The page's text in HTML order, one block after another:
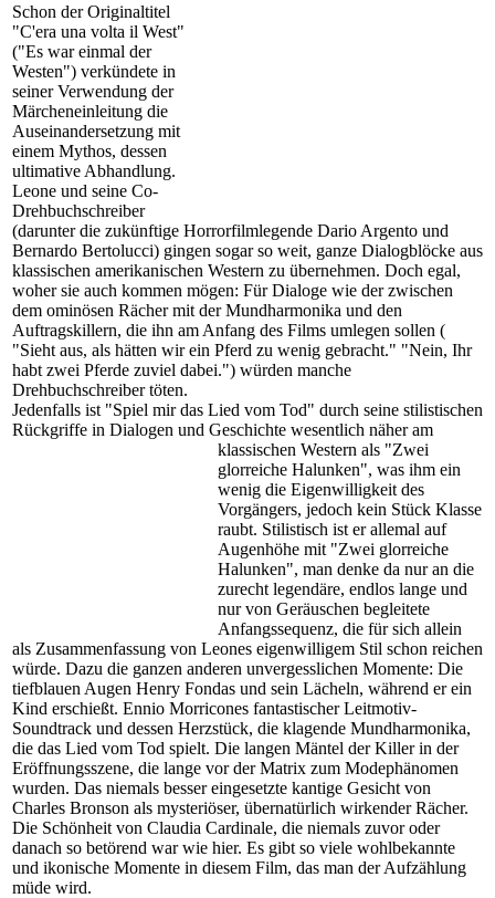
Schon der Originaltitel
"C'era una volta il West"
("Es war einmal der
Westen") verkündete in
seiner Verwendung der
Märcheneinleitung die
Auseinandersetzung mit
einem Mythos, dessen
ultimative Abhandlung.
Leone und seine Co-
Drehbuchschreiber
(darunter die zukünftige Horrorfilmlegende Dario Argento und
Bernardo Bertolucci) gingen sogar so weit, ganze Dialogblöcke aus
klassischen amerikanischen Western zu übernehmen. Doch egal,
woher sie auch kommen mögen: Für Dialoge wie der zwischen
dem ominösen Rächer mit der Mundharmonika und den
Auftragskillern, die ihn am Anfang des Films umlegen sollen (
"Sieht aus, als hätten wir ein Pferd zu wenig gebracht." "Nein, Ihr
habt zwei Pferde zuviel dabei.") würden manche
Drehbuchschreiber töten.
Jedenfalls ist "Spiel mir das Lied vom Tod" durch seine stilistischen
Rückgriffe in Dialogen und Geschichte wesentlich näher am
klassischen Western als "Zwei
glorreiche Halunken", was ihm ein
wenig die Eigenwilligkeit des
Vorgängers, jedoch kein Stück Klasse
raubt. Stilistisch ist er allemal auf
Augenhöhe mit "Zwei glorreiche
Halunken", man denke da nur an die
zurecht legendäre, endlos lange und
nur von Geräuschen begleitete
Anfangssequenz, die für sich allein
als Zusammenfassung von Leones eigenwilligem Stil schon reichen
würde. Dazu die ganzen anderen unvergesslichen Momente: Die
tiefblauen Augen Henry Fondas und sein Lächeln, während er ein
Kind erschießt. Ennio Morricones fantastischer Leitmotiv-
Soundtrack und dessen Herzstück, die klagende Mundharmonika,
die das Lied vom Tod spielt. Die langen Mäntel der Killer in der
Eröffnungsszene, die lange vor der Matrix zum Modephänomen
wurden. Das niemals besser eingesetzte kantige Gesicht von
Charles Bronson als mysteriöser, übernatürlich wirkender Rächer.
Die Schönheit von Claudia Cardinale, die niemals zuvor oder
danach so betörend war wie hier. Es gibt so viele wohlbekannte
und ikonische Momente in diesem Film, das man der Aufzählung
müde wird.